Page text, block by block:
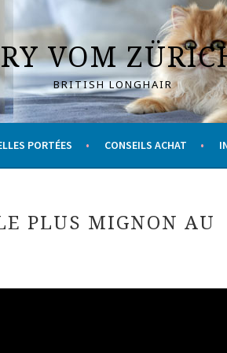
VOM
BRITISH LONGHAIR
PORTÉES CONSEILS ACHAT
PLUS MIGNON AU